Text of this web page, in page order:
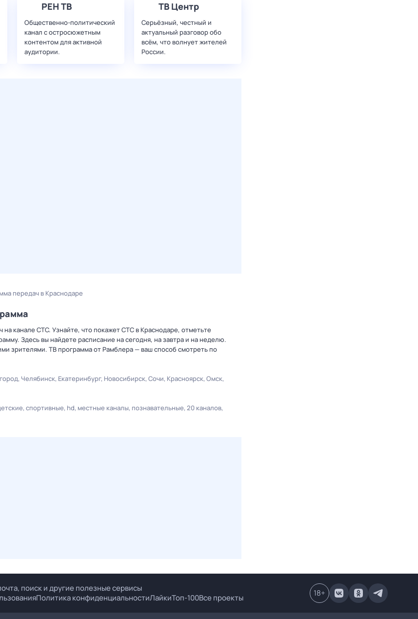
РЕН ТВ
Общественно-политический
канал с остросюжетным
контентом для активной
аудитории.
ТВ Центр
Серьёзный, честный и
актуальный разговор обо
всём, что волнует жителей
России.
передач в Краснодаре
канале СТС. Узнайте, что покажет СТС в Краснодаре, отметьте
Здесь вы найдете расписание на сегодня, на завтра и на неделю.
зрителями. ТВ программа от Рамблера — ваш способ смотреть по
Челябинск Екатеринбург Новосибирск Сочи Красноярск Омск
спортивные hd местные каналы познавательные 20 каналов
поиск и другие полезные сервисы
Политика конфиденциальностиЛайкиТоп-100Все проекты 18+